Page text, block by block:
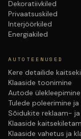
Dekoratiivkiled
Privaatsuskiled
Interjöörkiled
Energiakiled
AUTOTEENUSED
Kere detailide
Klaaside toonimine
Autode ülekleepimine
Tulede poleerimine
Sõidukite reklaam-
Klaaside
Klaaside vahetus ja